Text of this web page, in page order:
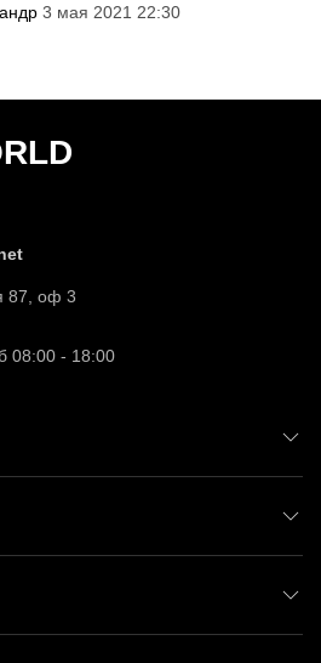
3 мая 2021 22:30
87, оф 3
08:00 - 18:00